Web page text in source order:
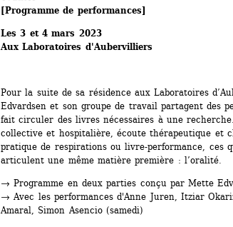
[Programme de performances]
Les 3 et 4 mars 2023
Aux Laboratoires d'Aubervilliers
Pour la suite de sa résidence aux Laboratoires
Edvardsen et son groupe de travail partagent des
fait circuler des livres nécessaires à une
collective et hospitalière, écoute thérapeutique et
pratique de respirations ou livre-performance, ces
articulent une même matière première : l’oralité.
→ Programme en deux parties conçu par Mette
→ Avec les performances d'Anne Juren, Itziar
Amaral, Simon Asencio (samedi)